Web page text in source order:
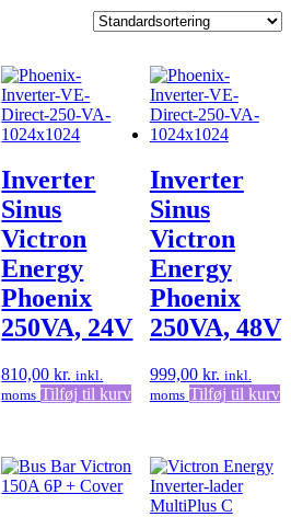
Inverter
Sinus
Victron
Energy
Phoenix
250VA, 24V
810,00kr. inkl.
moms Tilføj til kurv
Inverter
Sinus
Victron
Energy
Phoenix
250VA, 48V
999,00 kr. inkl.
moms Tilføj til kurv